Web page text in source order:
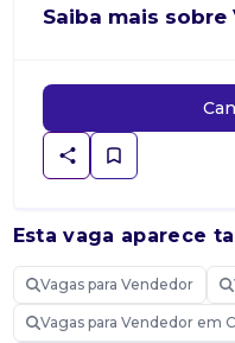
Saiba mais sobre
Esta vaga aparece
Vagas para Vendedor
Vagas para Vendedor em